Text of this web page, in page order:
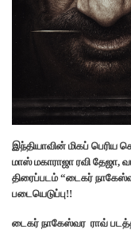
இந்தியாவின் மிகப் பெரிய
மாஸ் மகாராஜா ரவி
திரைப்படம் “டைகர்
படையெடுப்பு!!
டைகர் நாகேஸ்வர ராவ்